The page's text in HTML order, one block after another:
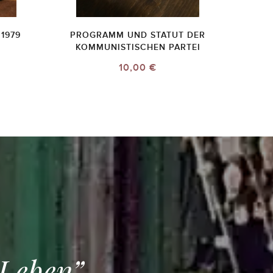
PROGRAMM UND STATUT DER
KOMMUNISTISCHEN PARTEI
10,00 €